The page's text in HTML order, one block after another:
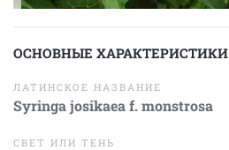
ОСНОВНЫЕ ХАРАКТЕРИСТИКИ
ЛАТИНСКОЕ НАЗВАНИЕ
Syringa josikaea f. monstrosa
СВЕТ ИЛИ ТЕНЬ